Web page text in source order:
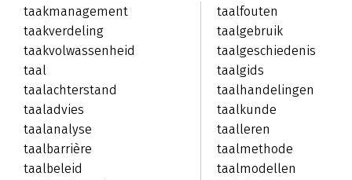
taakmanagement
taakverdeling
taakvolwassenheid
taal
taalachterstand
taaladvies
taalanalyse
taalbarrière
taalbeleid
taalfouten
taalgebruik
taalgeschiedenis
taalgids
taalhandelingen
taalkunde
taalleren
taalmethode
taalmodellen